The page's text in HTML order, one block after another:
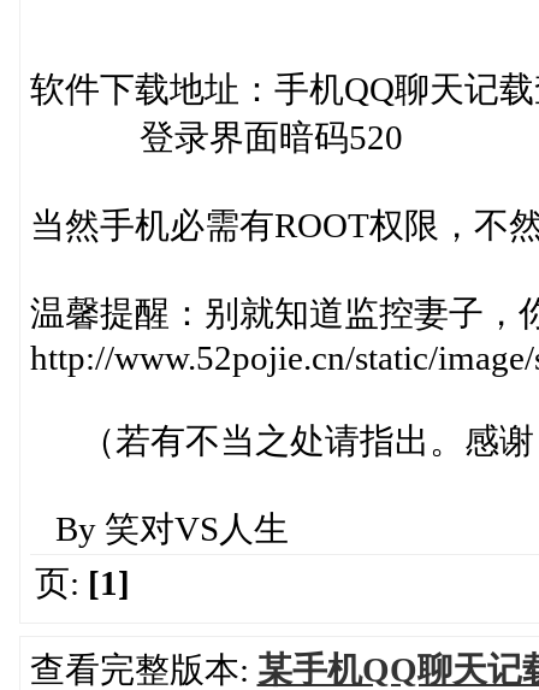
软件下载地址：手机QQ聊天记
登录界面暗码520
当然手机必需有ROOT权限，不
温馨提醒：别就知道监控妻子，
http://www.52pojie.cn/static/
（若有不当之处请指出。感谢
By 笑对VS人生
页: [1]
查看完整版本: 某手机QQ聊天记